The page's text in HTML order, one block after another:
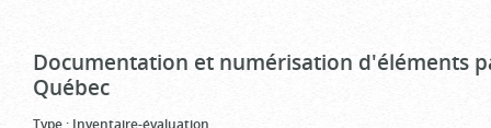
Documentation et numérisation d'éléments
Québec